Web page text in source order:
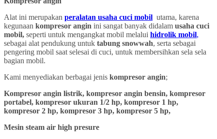
Alat ini merupakan peralatan usaha cuci mobil utama, karena
kegunaan kompresor angin ini sangat banyak didalam usaha cuci
mobil, seperti untuk mengangkat mobil melalui hidrolik mobil,
sebagai alat pendukung untuk tabung snowwah, serta sebagai
pengering mobil saat selesai di cuci, untuk membersihkan sela sela
bagian mobil.
Kami menyediakan berbagai jenis kompresor angin;
Kompresor angin listrik, kompresor angin bensin, kompresor
portabel, kompresor ukuran 1/2 hp, kompresor 1 hp,
kompresor 2 hp, kompresor 3 hp, kompresor 5 hp,
Mesin steam air high presure